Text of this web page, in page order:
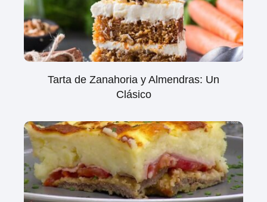
Tarta de Zanahoria y Almendras: Un
Clásico